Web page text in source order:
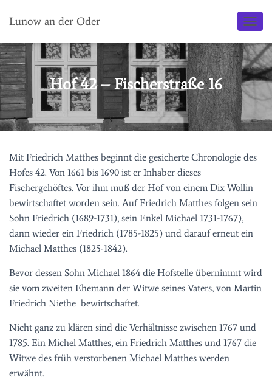
Lunow an der Oder
N
A
V
I
G
T
O
M
H
A
E
Hof 42 – Fischerstraße 16
Mit Friedrich Matthes beginnt die gesicherte Chronologie des
Hofes 42. Von 1661 bis 1690 ist er Inhaber dieses
Fischergehöftes. Vor ihm muß der Hof von einem Dix Wollin
bewirtschaftet worden sein. Auf Friedrich Matthes folgen sein
Sohn Friedrich (1689-1731), sein Enkel Michael 1731-1767),
dann wieder ein Friedrich (1785-1825) und darauf erneut ein
Michael Matthes (1825-1842).
Bevor dessen Sohn Michael 1864 die Hofstelle übernimmt wird
sie vom zweiten Ehemann der Witwe seines Vaters, von Martin
Friedrich Niethe bewirtschaftet.
Nicht ganz zu klären sind die Verhältnisse zwischen 1767 und
1785. Ein Michel Matthes, ein Friedrich Matthes und 1767 die
Witwe des früh verstorbenen Michael Matthes werden
erwähnt.